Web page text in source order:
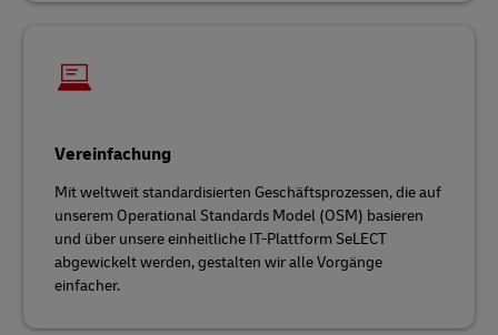
Vereinfachung
Mit weltweit standardisierten Geschäftsprozessen, die auf
unserem Operational Standards Model (OSM) basieren
und über unsere einheitliche IT-Plattform SeLECT
abgewickelt werden, gestalten wir alle Vorgänge
einfacher.